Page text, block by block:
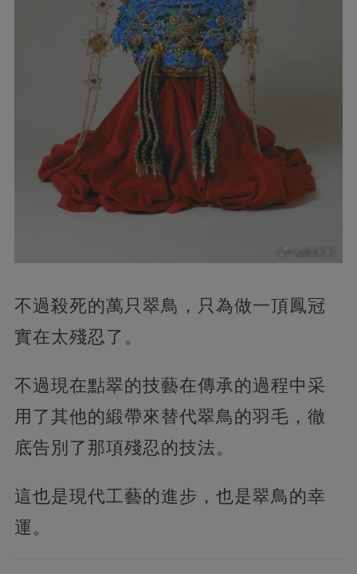
不過殺死的萬只翠鳥，只為做一頂鳳冠
實在太殘忍了。
不過現在點翠的技藝在傳承的過程中采
用了其他的緞帶來替代翠鳥的羽毛，徹
底告別了那項殘忍的技法。
這也是現代工藝的進步，也是翠鳥的幸
運。